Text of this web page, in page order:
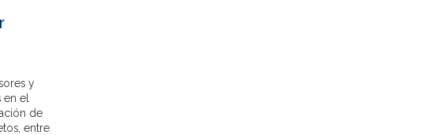
y
el
de
entre